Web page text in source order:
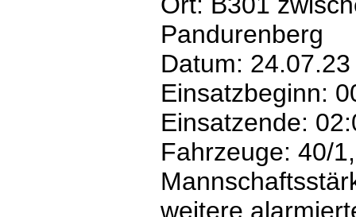
Pandurenberg
Datum: 24.07.23
Einsatzbeginn:
Einsatzende:
Fahrzeuge: 40/
weitere